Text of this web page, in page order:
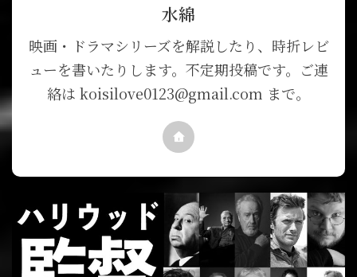
水綿
映画・ドラマシリーズを解説したり、時折レビ
ューを書いたりします。不定期投稿です。ご連
絡は koisilove0123@gmail.com まで。